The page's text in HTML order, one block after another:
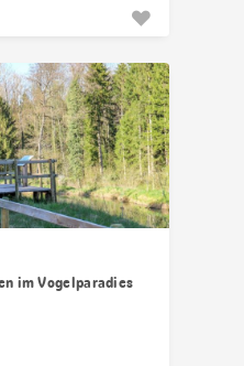
im Vogelparadies